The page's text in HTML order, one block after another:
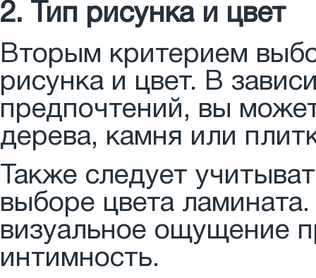
2. Тип рисунка и цвет
Вторым критерием
рисунка и цвет. В
предпочтений, вы
дерева, камня или
Также следует
выборе цвета
визуальное ощущение
интимность.